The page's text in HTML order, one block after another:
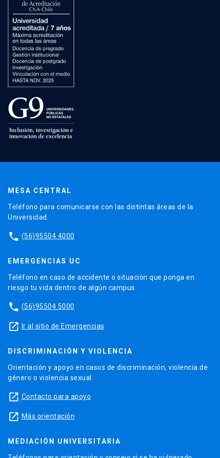
MESA CENTRAL
Teléfono para comunicarse con las distintas áreas de la
Universidad.
phone (56)95504 4000
EMERGENCIAS UC
Teléfono en caso de accidente o situación que ponga en
riesgo tu vida dentro de algún campus.
phone (56)95504 5000
launch Ir al sitio de Emergencias
DISCRIMINACIÓN Y VIOLENCIA
Orientación y apoyo en casos de discriminación, violencia de
género o violencia sexual.
launch Contacto para apoyo
launch Más orientación
MEDIACIÓN UNIVERSITARIA